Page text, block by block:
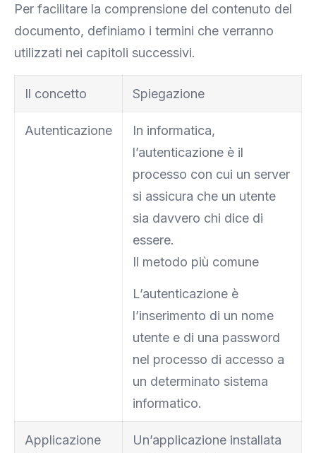
Per facilitare la comprensione del contenuto del
documento, definiamo i termini che verranno
utilizzati nei capitoli successivi.
Il concetto Spiegazione
Autenticazione
In informatica,
l’autenticazione è il
processo con cui un server
si assicura che un utente
sia davvero chi dice di
essere.
Il metodo più comune
L’autenticazione è
l’inserimento di un nome
utente e di una password
nel processo di accesso a
un determinato sistema
informatico.
Applicazione
Un’applicazione installata